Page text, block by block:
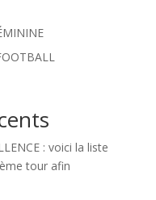
: voici la liste
tour afin